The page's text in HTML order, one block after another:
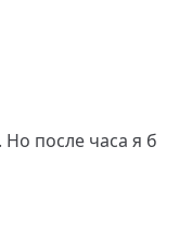
Но после часа я б